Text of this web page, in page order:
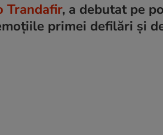
Trandafir, a debutat pe
primei defilări și